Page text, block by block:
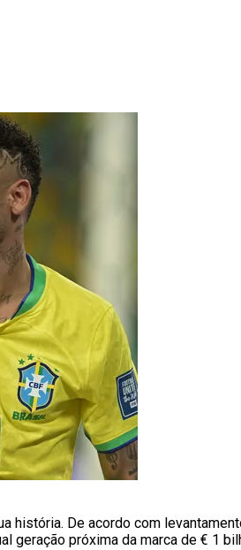
história. De acordo com
geração próxima da marca de € 1